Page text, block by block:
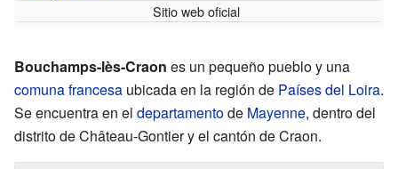
Sitio web oficial
Bouchamps-lès-Craon es un pequeño pueblo y una
comuna francesa ubicada en la región de Países del Loira.
Se encuentra en el departamentode Mayenne, dentro del
distrito de Château-Gontier y el cantón de Craon.